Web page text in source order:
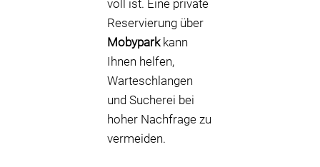
voll ist. Eine private
Reservierung über
Mobyparkkann
Ihnen helfen,
Warteschlangen
und Sucherei bei
hoher Nachfrage zu
vermeiden.